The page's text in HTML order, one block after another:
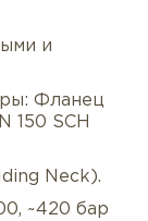
и
Фланец
150 SCH
Neck).
~420 бар